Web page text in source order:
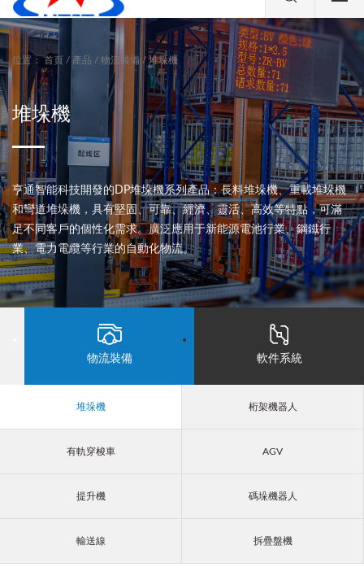
位置：首頁 / 產品 / 物流裝備/堆垛機
堆垛機
亨通智能科技開發的DP堆垛機系列產品：長料堆垛機、重載堆垛機
和彎道堆垛機，具有堅固、可靠、經濟、靈活、高效等特點，可滿
足不同客戶的個性化需求。廣泛應用于新能源電池行業、鋼鐵行
業、電力電纜等行業的自動化物流。
物流裝備 軟件系統
堆垛機 桁架機器人
有軌穿梭車 AGV
提升機 碼垛機器人
輸送線 拆疊盤機